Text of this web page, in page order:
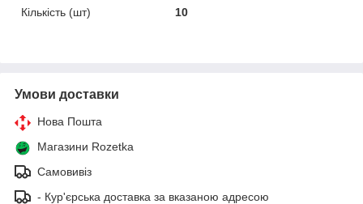
Кількість (шт)
10
Умови доставки
Нова Пошта
Магазини Rozetka
Самовивіз
- Кур'єрська доставка за вказаною адресою